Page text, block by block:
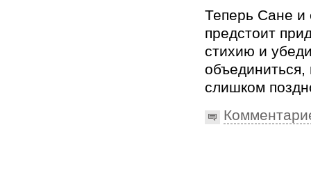
Теперь Сане и
предстоит
стихию и
объединиться,
слишком